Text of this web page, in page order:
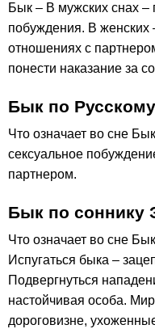
Бык – В мужских снах –
побуждения. В женских
отношениях с
понести наказание за
Бык по
Что означает во сне
сексуальное
партнером.
Бык по соннику
Что означает во сне
Испугаться быка –
Подвергнуться
настойчивая особа.
дороговизне,